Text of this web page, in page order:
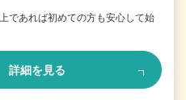
であれば初めての方も安心して始
詳細を見る